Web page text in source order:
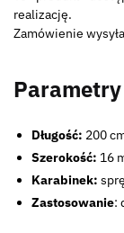
realizację.
Zamówienie
Parametry
Długość: 200
Szerokość: 16
Karabinek:
Zastosowanie: